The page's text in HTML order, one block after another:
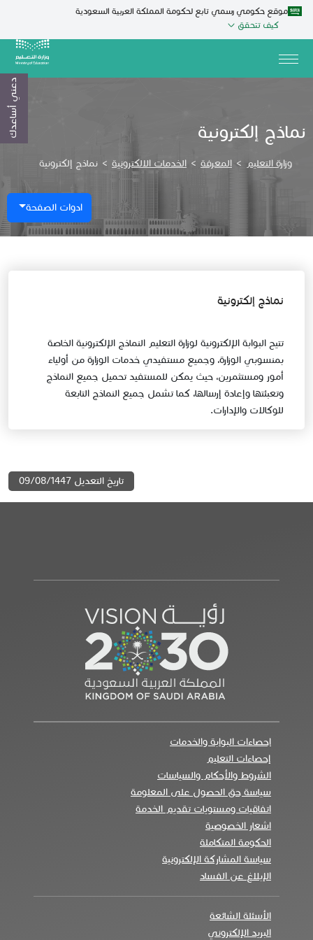
موقع حكومي رسمي تابع لحكومة المملكة العربية السعودية
كيف تتحقق
نماذج إلكترونية
وزارة التعليم > المعرفة > الخدمات الالكترونية > نماذج إلكترونية
ادوات الصفحة
​​نماذج إلكترونية​
تتيح البوابة الإلكترونية لوزارة التعليم النماذج الإلكترونية الخاصة
بمنسوبي الوزارة، وجميع مستفيدي خدمات الوزارة من أولياء
أمور ومستثمرين، حيث يمكن للمستفيد تحميل جميع النماذج
وتعبئتها وإعادة إرسالها، كما تشمل جميع النماذج التابعة
للوكالات والإدارات.​
تاريخ التعديل 09/08/1447
احصاءات البوابة والخدمات
إحصاءات التعليم
الشروط والأحكام والسياسات
سياسة حق الحصول على المعلومة
اتفاقيات ومستويات تقديم الخدمة
اشعار الخصوصية
الحكومة المتكاملة
سياسة المشاركة الإلكترونية
الإبلاغ عن الفساد
الأسئلة الشائعة
البريد الإلكتروني
دعني أساعدك